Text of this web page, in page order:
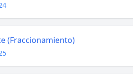
(Fraccionamiento)